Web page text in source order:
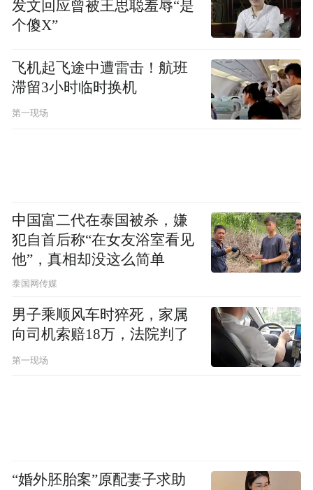
发文回应曾被王思聪羞辱“是
个傻X”
飞机起飞途中遭雷击！航班
滞留3小时临时换机
第一现场
中国富二代在泰国被杀，嫌
犯自首后称“在女友浴室看见
他”，真相却没这么简单
泰国网传媒
男子乘顺风车时猝死，家属
向司机索赔18万，法院判了
第一现场
“婚外胚胎案”原配妻子求助